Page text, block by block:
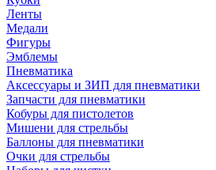
Ленты
Медали
Фигуры
Эмблемы
Пневматика
Аксессуары и ЗИП для пневматики
Запчасти для пневматики
Кобуры для пистолетов
Мишени для стрельбы
Баллоны для пневматики
Очки для стрельбы